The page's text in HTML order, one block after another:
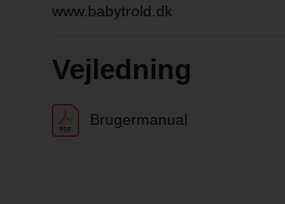
www.babytrold.dk
Vejledning
Brugermanual